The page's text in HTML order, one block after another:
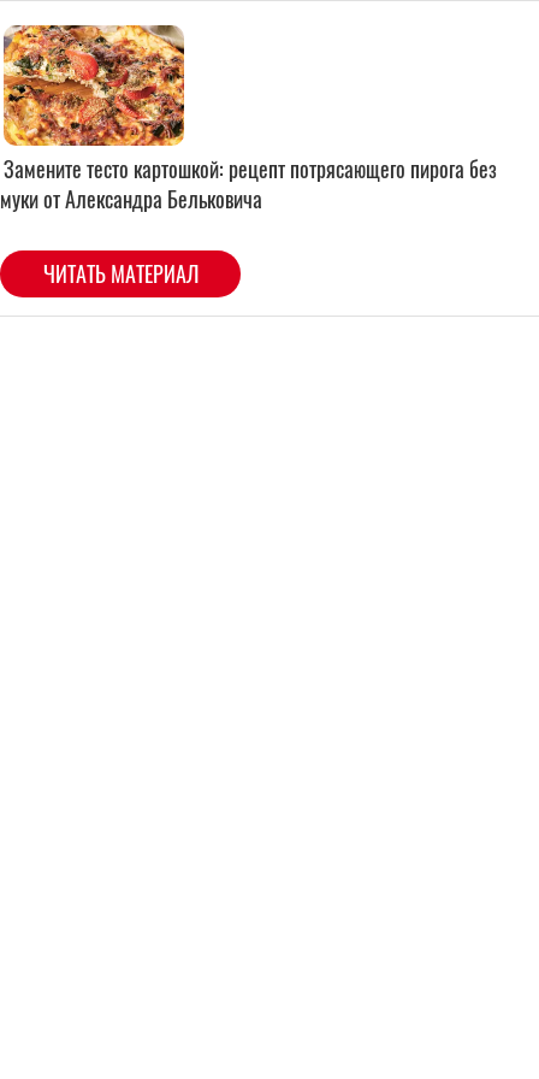
Замените тесто картошкой: рецепт потрясающего пирога без
муки от Александра Бельковича
ЧИТАТЬ МАТЕРИАЛ